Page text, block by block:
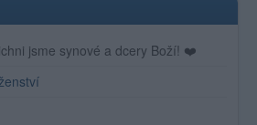
jsme synové a dcery Boží! ❤️